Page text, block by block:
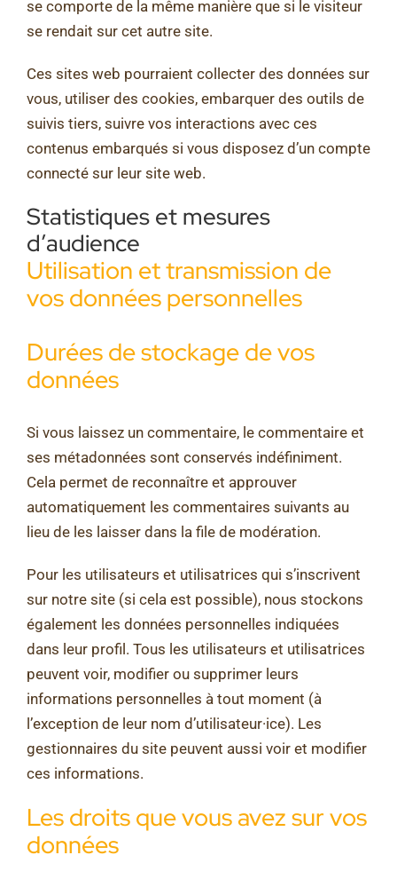
se comporte de la même manière que si le visiteur
se rendait sur cet autre site.
Ces sites web pourraient collecter des données sur
vous, utiliser des cookies, embarquer des outils de
suivis tiers, suivre vos interactions avec ces
contenus embarqués si vous disposez d’un compte
connecté sur leur site web.
Statistiques et mesures
d’audience
Utilisation et transmission de
vos données personnelles
Durées de stockage de vos
données
Si vous laissez un commentaire, le commentaire et
ses métadonnées sont conservés indéfiniment.
Cela permet de reconnaître et approuver
automatiquement les commentaires suivants au
lieu de les laisser dans la file de modération.
Pour les utilisateurs et utilisatrices qui s’inscrivent
sur notre site (si cela est possible), nous stockons
également les données personnelles indiquées
dans leur profil. Tous les utilisateurs et utilisatrices
peuvent voir, modifier ou supprimer leurs
informations personnelles à tout moment (à
l’exception de leur nom d’utilisateur·ice). Les
gestionnaires du site peuvent aussi voir et modifier
ces informations.
Les droits que vous avez sur vos
données